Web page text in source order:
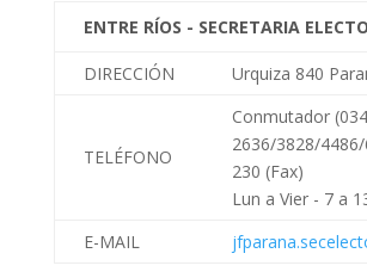
ENTRE RÍOS - SECRETARIA
DIRECCIÓN Urquiza 840
TELÉFONO
Conmutador
2636/3828/
230 (Fax)
Lun a Vier - 7 a
E-MAIL